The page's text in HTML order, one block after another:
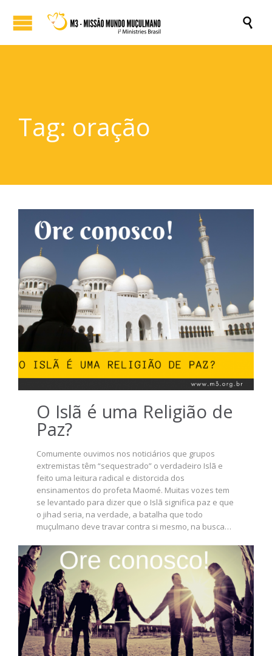

Tag: oração
O Islã é uma Religião de
Paz?
Comumente ouvimos nos noticiários que grupos
extremistas têm “sequestrado” o verdadeiro Islã e
feito uma leitura radical e distorcida dos
ensinamentos do profeta Maomé. Muitas vozes tem
se levantado para dizer que o Islã significa paz e que
o jihad seria, na verdade, a batalha que todo
muçulmano deve travar contra si mesmo, na busca…